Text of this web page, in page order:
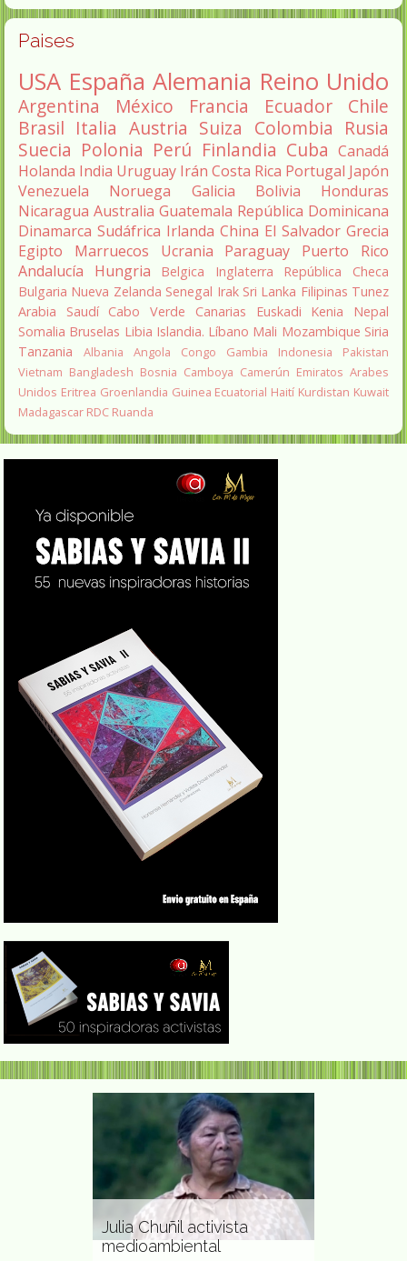
Paises
USA España Alemania Reino Unido
Argentina México Francia Ecuador
Chile
Brasil Italia Austria Suiza Colombia Rusia
Suecia Polonia Perú Finlandia Cuba Canadá
Holanda India Uruguay Irán Costa Rica Portugal Japón
Venezuela
Noruega Galicia Bolivia
Honduras
Nicaragua Australia Guatemala República Dominicana
Dinamarca Sudáfrica Irlanda China El Salvador Grecia
Egipto
Marruecos Ucrania Paraguay
Puerto Rico
Andalucía
Hungria Belgica Inglaterra
República Checa
Bulgaria Nueva Zelanda Senegal Irak Sri Lanka Filipinas Tunez
Arabia Saudí Cabo Verde Canarias Euskadi Kenia
Nepal
Somalia Bruselas Libia Islandia. Líbano Mali Mozambique Siria
Tanzania
Albania Angola Congo Gambia Indonesia
Pakistan
Vietnam Bangladesh Bosnia Camboya Camerún Emiratos Arabes
Unidos Eritrea Groenlandia Guinea Ecuatorial Haití Kurdistan Kuwait
Madagascar RDC Ruanda
Julia Chuñil activista
medioambiental